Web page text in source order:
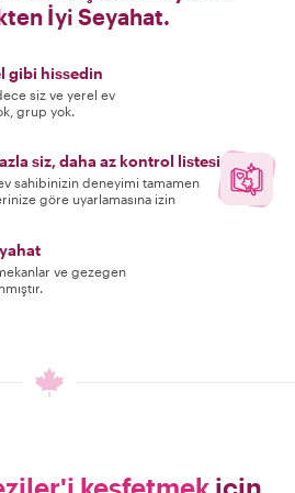
İyi Seyahat.
gibi hissedin
siz ve yerel ev
grup yok.
siz, daha az kontrol listesi
sahibinizin deneyimi tamamen
göre uyarlamasına izin
ve gezegen